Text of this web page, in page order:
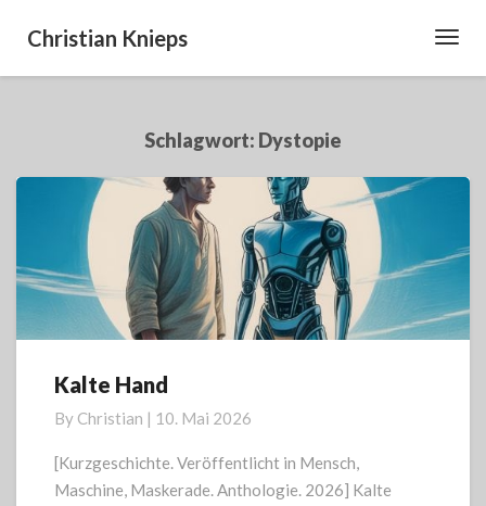
Christian Knieps
Schlagwort: Dystopie
Kalte
Kalte Hand
By Christian | 10. Mai 2026
[Kurzgeschichte. Veröffentlicht in Mensch,
Maschine, Maskerade. Anthologie. 2026] Kalte